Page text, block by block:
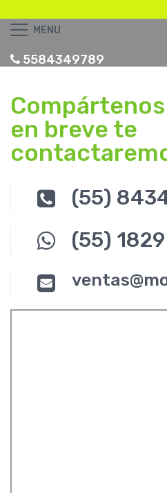
MENU
5584349789
en breve te
(55)
(55)